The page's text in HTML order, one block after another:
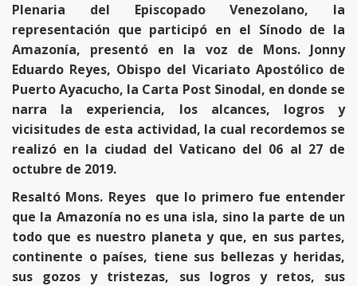
Plenaria del Episcopado Venezolano, la
representación que participó en el Sínodo de la
Amazonía, presentó en la voz de Mons. Jonny
Eduardo Reyes, Obispo del Vicariato Apostólico de
Puerto Ayacucho, la Carta Post Sinodal, en donde se
narra la experiencia, los alcances, logros y
vicisitudes de esta actividad, la cual recordemos se
realizó en la ciudad del Vaticano del 06 al 27 de
octubre de 2019.
Resaltó Mons. Reyes que lo primero fue entender
que la Amazonía no es una isla, sino la parte de un
todo que es nuestro planeta y que, en sus partes,
continente o países, tiene sus bellezas y heridas,
sus gozos y tristezas, sus logros y retos, sus